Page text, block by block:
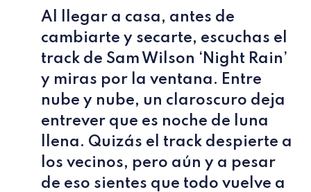
Al llegar a casa, antes de
cambiarte y secarte, escuchas el
track de Sam Wilson ‘Night Rain’
y miras por la ventana. Entre
nube y nube, un claroscuro deja
entrever que es noche de luna
llena. Quizás el track despierte a
los vecinos, pero aún y a pesar
de eso sientes que todo vuelve a